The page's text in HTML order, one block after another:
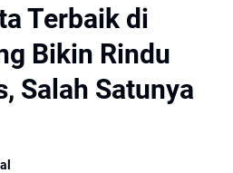
Terbaik di
Bikin Rindu
Salah Satunya